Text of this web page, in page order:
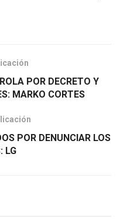
POR DECRETO Y
MARKO CORTES
POR DENUNCIAR LOS
LG